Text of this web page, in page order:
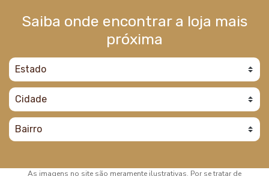
Saiba onde encontrar a loja mais
próxima
As imagens no site são meramente ilustrativas. Por se tratar de